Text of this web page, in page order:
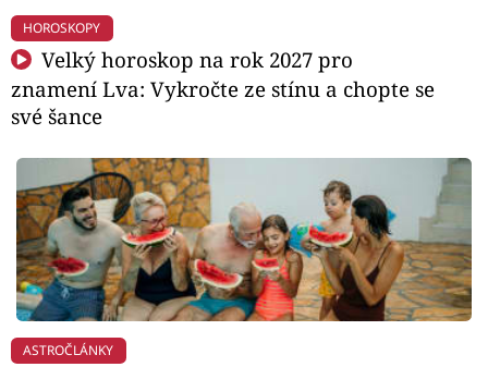
HOROSKOPY
Velký horoskop na rok 2027 pro
znamení Lva: Vykročte ze stínu a chopte se
své šance
ASTROČLÁNKY